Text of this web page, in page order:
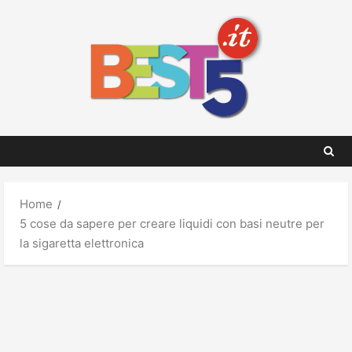
Home
5 cose da sapere per creare liquidi con basi neutre per
la sigaretta elettronica